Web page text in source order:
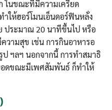
ในขณะที่มีความเครียด
ให้ฮอร์โมนเอ็นดอร์ฟินหลั่ง
ประมาณ 20 นาทีขึ้นไป หรือ
วามสุข เช่น การกินอาหารอ
ป ฯลฯ นอกจากนี้ การทำสมาธิ
อดขณะมีเพศสัมพันธ์ ก็ทำให้